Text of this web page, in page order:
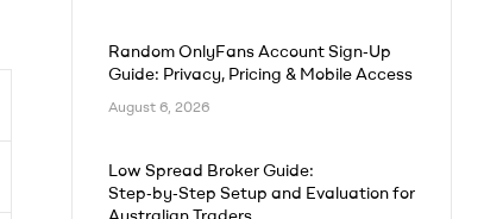
Random OnlyFans Account Sign‑Up
Guide: Privacy, Pricing & Mobile Access
August 6, 2026
Low Spread Broker Guide:
Step‑by‑Step Setup and Evaluation for